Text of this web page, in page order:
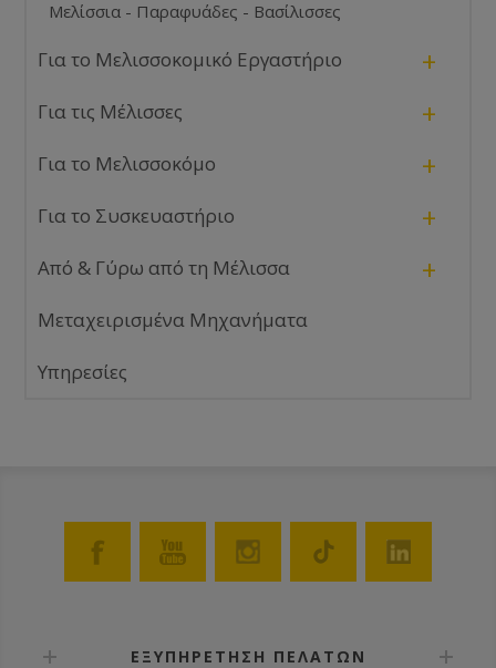
Μελίσσια - Παραφυάδες - Βασίλισσες
Για το Μελισσοκομικό Εργαστήριο +
Για τις Μέλισσες +
Για το Μελισσοκόμο +
Για το Συσκευαστήριο +
Από & Γύρω από τη Μέλισσα +
Μεταχειρισμένα Μηχανήματα
Υπηρεσίες
ΕΞΥΠΗΡΕΤΗΣΗ ΠΕΛΑΤΩΝ